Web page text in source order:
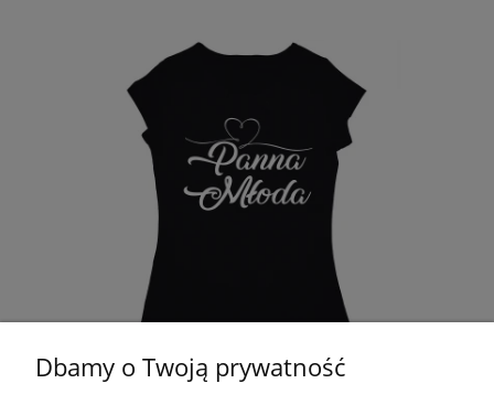
Koszulka Panna Młoda z serduszkiem
Dbamy o Twoją prywatność